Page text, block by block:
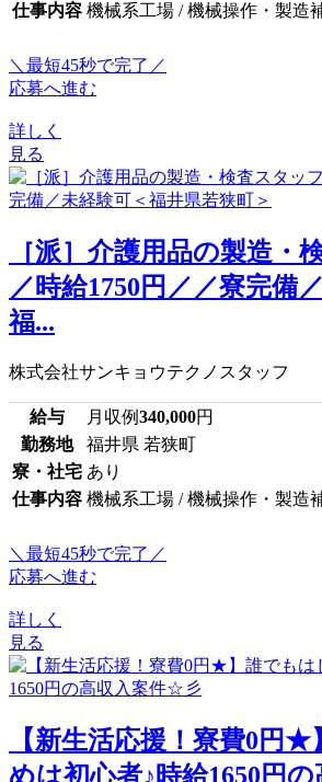
仕事内容 機械系工場 / 機械操作・製造
＼最短45秒で完了／
応募へ進む
詳しく
見る
［派］介護用品の製造・
／時給1750円／／寮完備
福...
株式会社サンキョウテクノスタッフ
給与 月収例340,000円
勤務地
福井県 若狭町
寮・社宅 あり
仕事内容 機械系工場 / 機械操作・製造
＼最短45秒で完了／
応募へ進む
詳しく
見る
【新生活応援！寮費0円★
めは初心者♪時給1650円